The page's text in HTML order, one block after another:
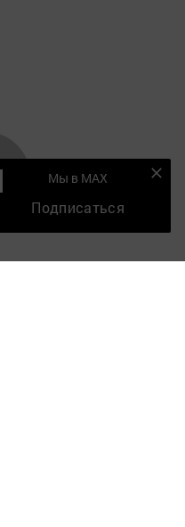
Мы в MAX
Подписаться